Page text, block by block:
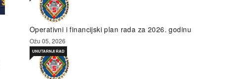
Operativni i financijski plan rada za 2026. godinu
Ožu 05, 2026
UNUTARNJI RAD